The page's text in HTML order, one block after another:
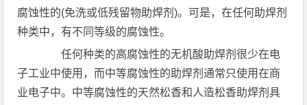
腐蚀性的(免洗或低残留物助焊剂)。可是，在任何助焊剂
种类中，有不同等级的腐蚀性。
任何种类的高腐蚀性的无机酸助焊剂很少在电
子工业中使用，而中等腐蚀性的助焊剂通常只使用在商
业电子中。中等腐蚀性的天然松香和人造松香助焊剂具